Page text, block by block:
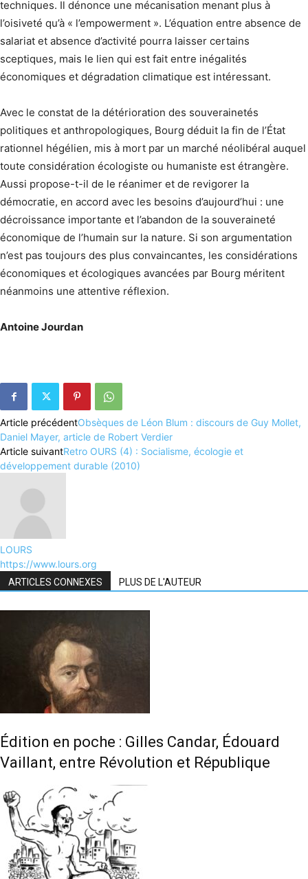
techniques. Il dénonce une mécanisation menant plus à
l’oisiveté qu’à « l’empowerment ». L’équation entre absence de
salariat et absence d’activité pourra laisser certains
sceptiques, mais le lien qui est fait entre inégalités
économiques et dégradation climatique est intéressant.
Avec le constat de la détérioration des souverainetés
politiques et anthropologiques, Bourg déduit la fin de l’État
rationnel hégélien, mis à mort par un marché néolibéral auquel
toute considération écologiste ou humaniste est étrangère.
Aussi propose-t-il de le réanimer et de revigorer la
démocratie, en accord avec les besoins d’aujourd’hui : une
décroissance importante et l’abandon de la souveraineté
économique de l’humain sur la nature. Si son argumentation
n’est pas toujours des plus convaincantes, les considérations
économiques et écologiques avancées par Bourg méritent
néanmoins une attentive réflexion.
Antoine Jourdan
Article précédentObsèques de Léon Blum : discours de Guy Mollet,
Daniel Mayer, article de Robert Verdier
Article suivantRetro OURS (4) : Socialisme, écologie et
développement durable (2010)
LOURS
https://www.lours.org
ARTICLES CONNEXES PLUS DE L'AUTEUR
Édition en poche : Gilles Candar, Édouard
Vaillant, entre Révolution et République